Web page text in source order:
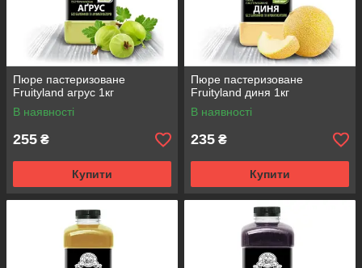
Пюре пастеризоване
Fruityland агрус 1кг
В наявності
255 ₴
Купити
Пюре пастеризоване
Fruityland диня 1кг
В наявності
235 ₴
Купити